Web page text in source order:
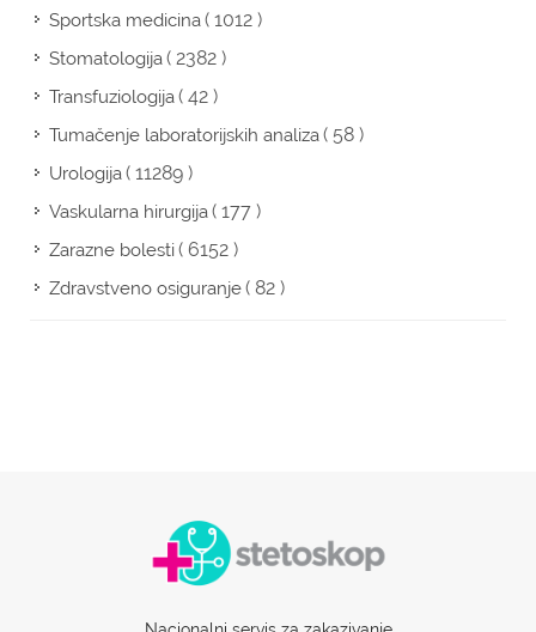
Sportska medicina( 1012 )
Stomatologija( 2382 )
Transfuziologija( 42 )
Tumačenje laboratorijskih analiza( 58 )
Urologija( 11289 )
Vaskularna hirurgija( 177 )
Zarazne bolesti( 6152 )
Zdravstveno osiguranje( 82 )